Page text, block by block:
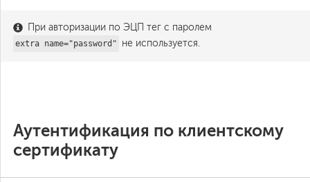
При авторизации по ЭЦП тег с паролем
extra name="password" не используется.
Аутентификация по клиентскому
сертификату